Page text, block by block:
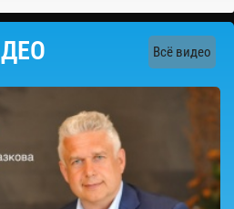
Всё видео